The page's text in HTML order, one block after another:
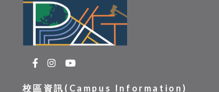
校區資訊(Campus Information)